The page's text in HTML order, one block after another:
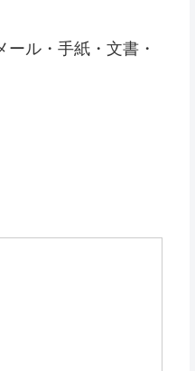
ル・手紙・文書・